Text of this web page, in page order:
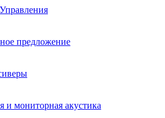
предложение
и мониторная акустика